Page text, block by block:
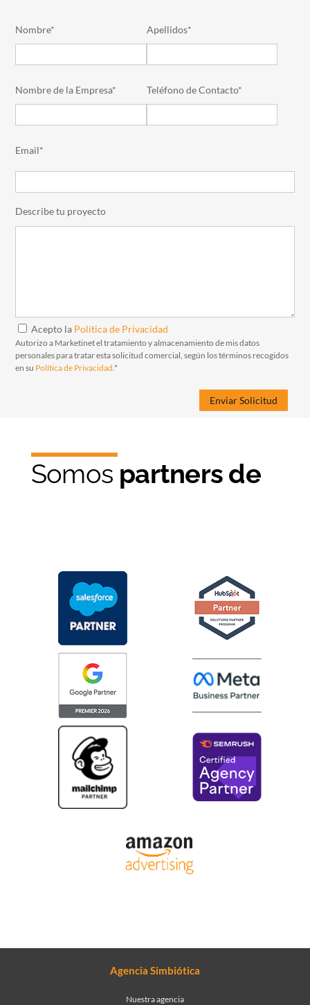
Nombre* Apellidos*
Nombre de la Empresa* Teléfono de Contacto*
Email*
Describe tu proyecto
Acepto la Política de Privacidad
Autorizo a Marketinet el tratamiento y almacenamiento de mis datos
personales para tratar esta solicitud comercial, según los términos recogidos
en su Política de Privacidad .*
Somos partners de
Agencia Simbiótica
Nuestra agencia